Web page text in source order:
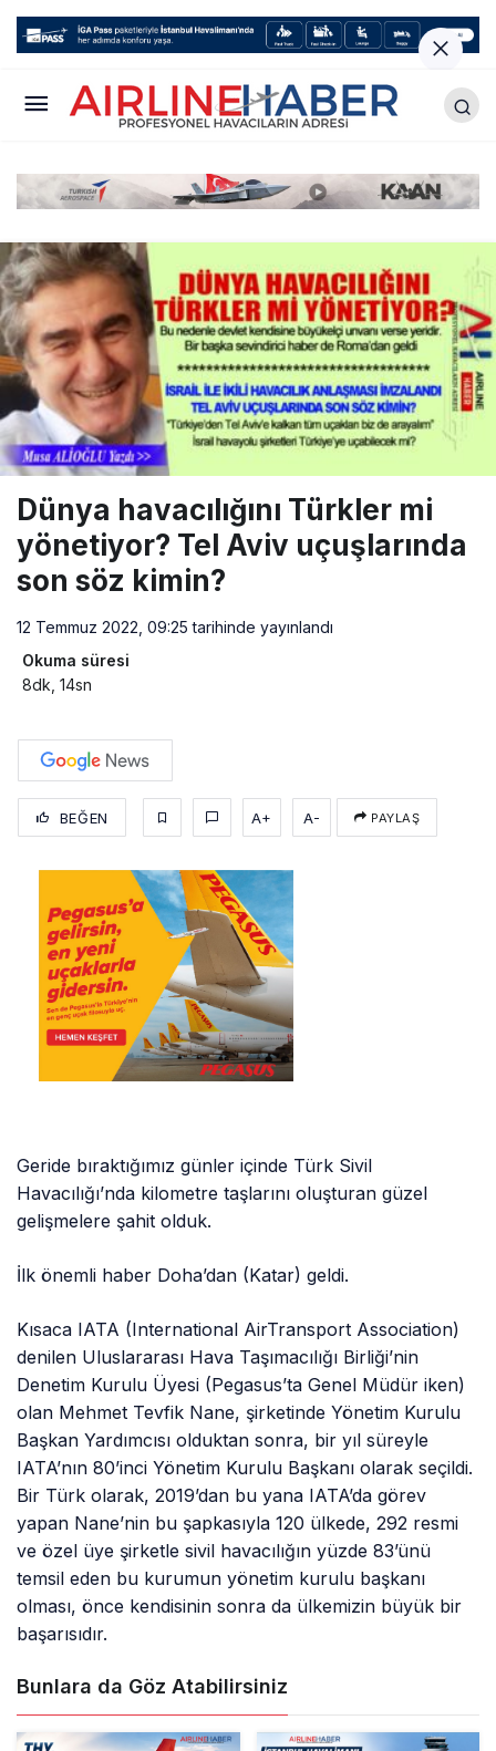
Dünya havacılığını Türkler mi
yönetiyor? Tel Aviv uçuşlarında
son söz kimin?
12 Temmuz 2022, 09:25 tarihinde yayınlandı
Okuma süresi
8dk, 14sn
BEĞEN A+ A- PAYLAŞ
Geride bıraktığımız günler içinde Türk Sivil
Havacılığı’nda kilometre taşlarını oluşturan güzel
gelişmelere şahit olduk.
İlk önemli haber Doha’dan (Katar) geldi.
Kısaca IATA (International AirTransport Association)
denilen Uluslararası Hava Taşımacılığı Birliği’nin
Denetim Kurulu Üyesi (Pegasus’ta Genel Müdür iken)
olan Mehmet Tevfik Nane, şirketinde Yönetim Kurulu
Başkan Yardımcısı olduktan sonra, bir yıl süreyle
IATA’nın 80’inci Yönetim Kurulu Başkanı olarak seçildi.
Bir Türk olarak, 2019’dan bu yana IATA’da görev
yapan Nane’nin bu şapkasıyla 120 ülkede, 292 resmi
ve özel üye şirketle sivil havacılığın yüzde 83’ünü
temsil eden bu kurumun yönetim kurulu başkanı
olması, önce kendisinin sonra da ülkemizin büyük bir
başarısıdır.
Bunlara da Göz Atabilirsiniz